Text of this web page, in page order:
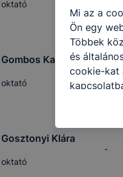
oktató
Gombos Katalin
oktató
-
Gosztonyi Klára
oktató
-
Mi az a
Ön egy
Többek
és
cookie-kat
honlap
hogyan
cookie-